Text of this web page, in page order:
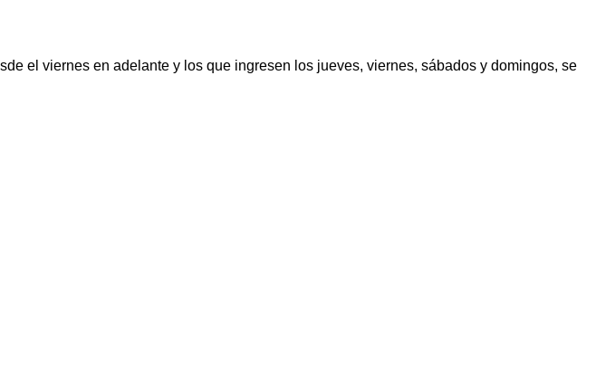
el viernes en adelante y los que ingresen los jueves, viernes, sábados y domingos, se